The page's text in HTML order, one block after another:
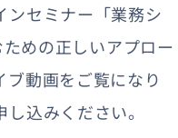
ンセミナー「業務シ
めの正しいアプロー
動画をご覧になり
込みください。